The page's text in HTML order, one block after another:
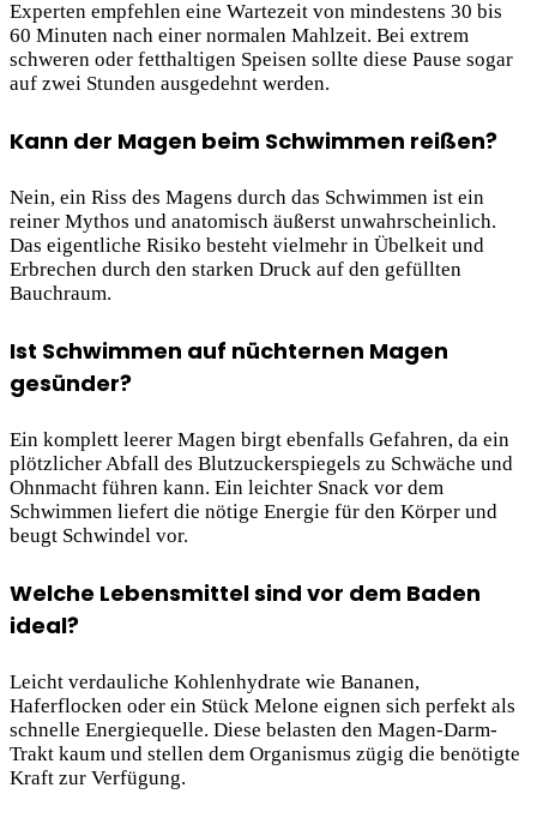
Experten empfehlen eine Wartezeit von mindestens 30 bis
60 Minuten nach einer normalen Mahlzeit. Bei extrem
schweren oder fetthaltigen Speisen sollte diese Pause sogar
auf zwei Stunden ausgedehnt werden.
Kann der Magen beim Schwimmen reißen?
Nein, ein Riss des Magens durch das Schwimmen ist ein
reiner Mythos und anatomisch äußerst unwahrscheinlich.
Das eigentliche Risiko besteht vielmehr in Übelkeit und
Erbrechen durch den starken Druck auf den gefüllten
Bauchraum.
Ist Schwimmen auf nüchternen Magen
gesünder?
Ein komplett leerer Magen birgt ebenfalls Gefahren, da ein
plötzlicher Abfall des Blutzuckerspiegels zu Schwäche und
Ohnmacht führen kann. Ein leichter Snack vor dem
Schwimmen liefert die nötige Energie für den Körper und
beugt Schwindel vor.
Welche Lebensmittel sind vor dem Baden
ideal?
Leicht verdauliche Kohlenhydrate wie Bananen,
Haferflocken oder ein Stück Melone eignen sich perfekt als
schnelle Energiequelle. Diese belasten den Magen-Darm-
Trakt kaum und stellen dem Organismus zügig die benötigte
Kraft zur Verfügung.